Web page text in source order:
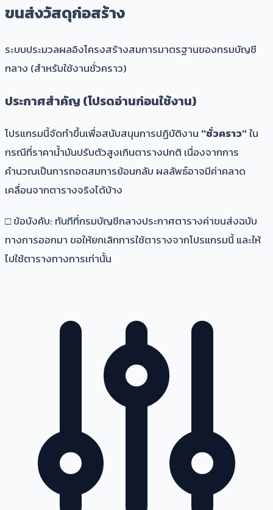
ขนส่งวัสดุก่อสร้าง
ระบบประมวลผลอิงโครงสร้างสมการมาตรฐานของกรมบัญชี
กลาง (สำหรับใช้งานชั่วคราว)
ประกาศสำคัญ (โปรดอ่านก่อนใช้งาน)
โปรแกรมนี้จัดทำขึ้นเพื่อสนับสนุนการปฏิบัติงาน "ชั่วคราว"ใน
กรณีที่ราคาน้ำมันปรับตัวสูงเกินตารางปกติ เนื่องจากการ
คำนวณเป็นการถอดสมการย้อนกลับ ผลลัพธ์อาจมีค่าคลาด
เคลื่อนจากตารางจริงได้บ้าง
□ข้อบังคับ: ทันทีที่กรมบัญชีกลางประกาศตารางค่าขนส่งฉบับ
ทางการออกมา ขอให้ยกเลิกการใช้ตารางจากโปรแกรมนี้ และให้
ไปใช้ตารางทางการเท่านั้น